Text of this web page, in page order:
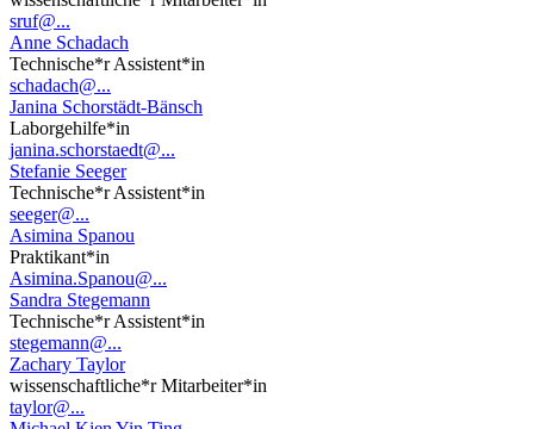
sruf@...
Anne Schadach
Technische*r Assistent*in
schadach@...
Janina Schorstädt-Bänsch
Laborgehilfe*in
janina.schorstaedt@...
Stefanie Seeger
Technische*r Assistent*in
seeger@...
Asimina Spanou
Praktikant*in
Asimina.Spanou@...
Sandra Stegemann
Technische*r Assistent*in
stegemann@...
Zachary Taylor
wissenschaftliche*r Mitarbeiter*in
taylor@...